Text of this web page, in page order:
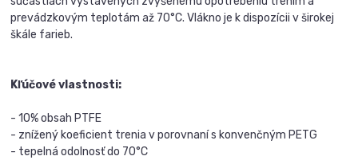
prevádzkovým teplotám až 70°C. Vlákno je k dispozícii v širokej
škále farieb.
Kľúčové vlastnosti:
- 10% obsah PTFE
- znížený koeficient trenia v porovnaní s konvenčným PETG
- tepelná odolnosť do 70°C